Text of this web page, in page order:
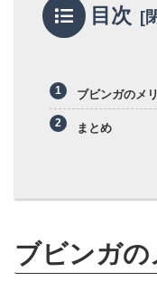
目次
ブビンガのメ
まとめ
ブビンガの